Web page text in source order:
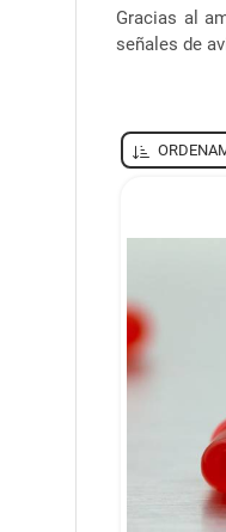
Gracias al
señales de